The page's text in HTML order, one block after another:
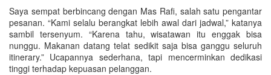
Saya sempat berbincang dengan Mas Rafi, salah satu pengantar
pesanan. “Kami selalu berangkat lebih awal dari jadwal,” katanya
sambil tersenyum. “Karena tahu, wisatawan itu enggak bisa
nunggu. Makanan datang telat sedikit saja bisa ganggu seluruh
itinerary.” Ucapannya sederhana, tapi mencerminkan dedikasi
tinggi terhadap kepuasan pelanggan.